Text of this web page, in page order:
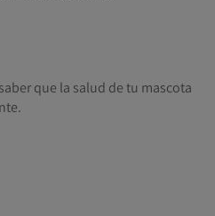
que la salud de tu mascota